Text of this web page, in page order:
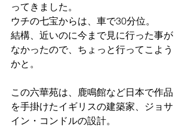
ってきました。
ウチの七宝からは、車で30分位。
結構、近いのに今まで見に行った事が
なかったので、ちょっと行ってこよう
かと。
この六華苑は、鹿鳴館など日本で作品
を手掛けたイギリスの建築家、ジョサ
イン・コンドルの設計。